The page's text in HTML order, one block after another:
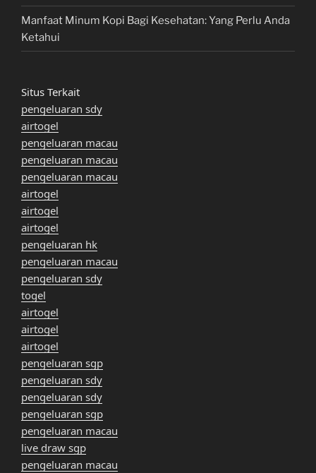
Manfaat Minum Kopi Bagi Kesehatan: Yang Perlu Anda
Ketahui
Situs Terkait
pengeluaran sdy
airtogel
pengeluaran macau
pengeluaran macau
pengeluaran macau
airtogel
airtogel
airtogel
pengeluaran hk
pengeluaran macau
pengeluaran sdy
togel
airtogel
airtogel
airtogel
pengeluaran sgp
pengeluaran sdy
pengeluaran sdy
pengeluaran sgp
pengeluaran macau
live draw sgp
pengeluaran macau